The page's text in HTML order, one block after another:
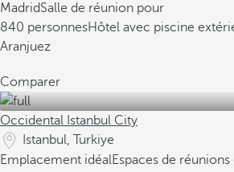
MadridSalle de réunion pour
840 personnesHôtel avec piscine
Aranjuez
Comparer
Occidental Istanbul City
Istanbul, Turkiye
Emplacement idéalEspaces de réunions